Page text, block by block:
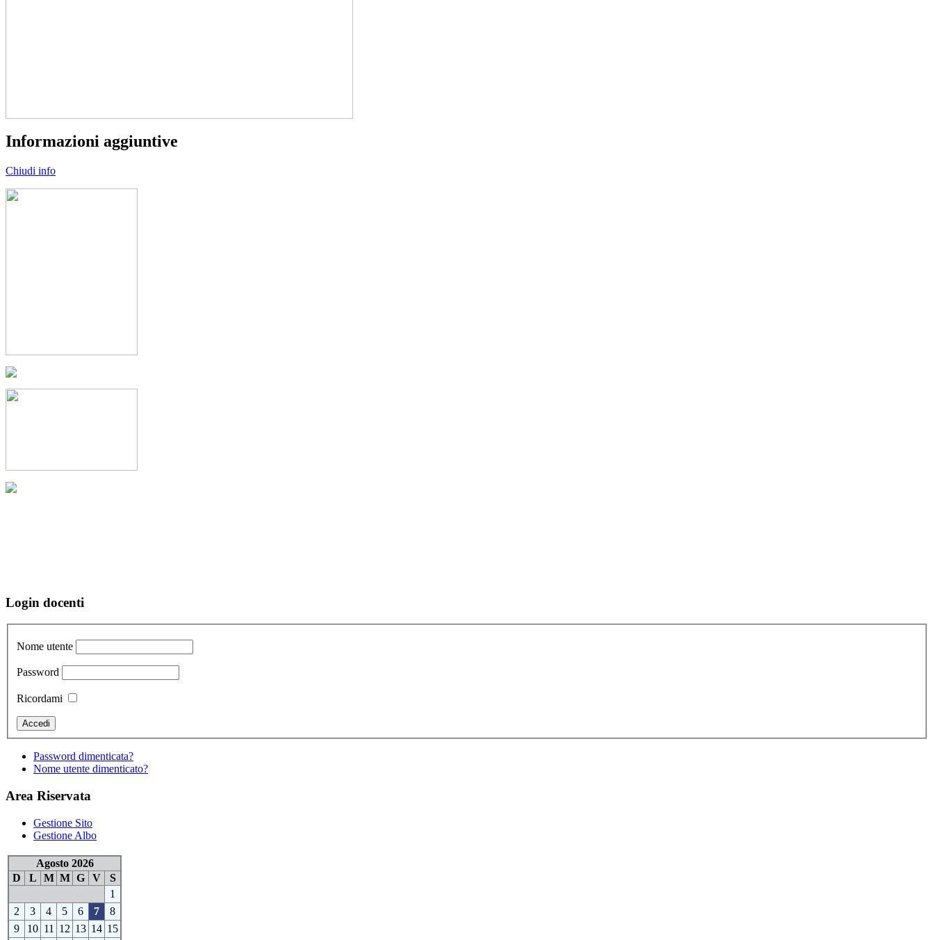
Informazioni aggiuntive
Chiudi info
Login docenti
Nome utente
Password
Ricordami
Password dimenticata?
Nome utente dimenticato?
Area Riservata
Gestione Sito
Gestione Albo
Agosto 2026
D
L M M G V
S
1
2
3 4 5 6 7
8
9
10 11 12 13 14 15